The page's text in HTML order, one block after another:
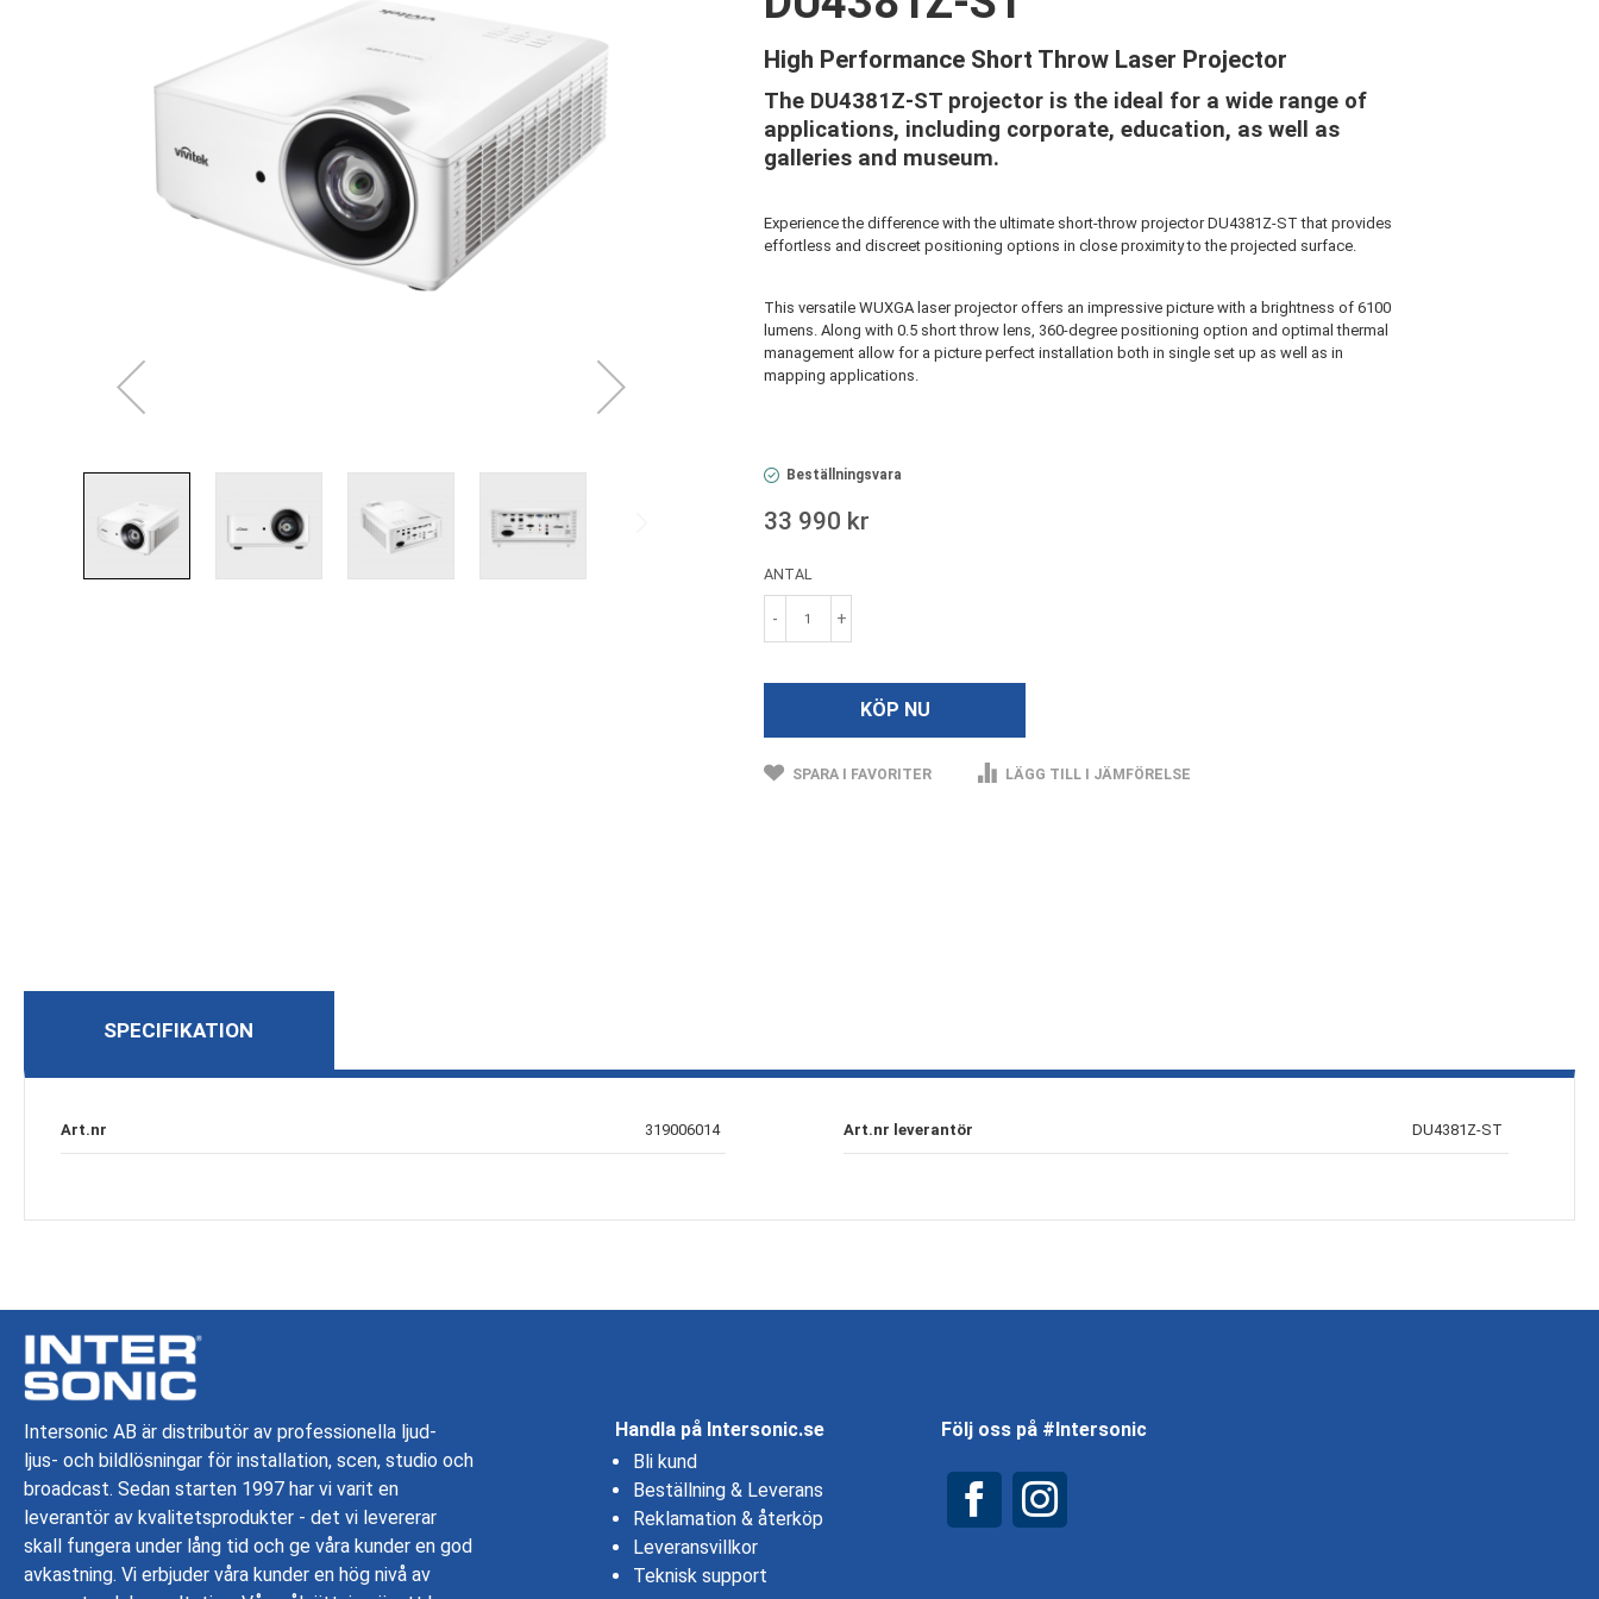
High Performance Short Throw Laser Projector
The DU4381Z-ST projector is the ideal for a wide range of
applications, including corporate, education, as well as
galleries and museum.
Experience the difference with the ultimate short-throw projector DU4381Z-ST that provides
effortless and discreet positioning options in close proximity to the projected surface.
This versatile WUXGA laser projector offers an impressive picture with a brightness of 6100
lumens. Along with 0.5 short throw lens, 360-degree positioning option and optimal thermal
management allow for a picture perfect installation both in single set up as well as in
mapping applications.
Beställningsvara
33 990 kr
ANTAL
- +
KÖP NU
SPARA I FAVORITER LÄGG TILL I JÄMFÖRELSE
SPECIFIKATION
Specifikation
Art.nr 319006014 Art.nr leverantör DU4381Z-ST
Intersonic AB är distributör av professionella ljud-
ljus- och bildlösningar för installation, scen, studio och
broadcast. Sedan starten 1997 har vi varit en
leverantör av kvalitetsprodukter - det vi levererar
skall fungera under lång tid och ge våra kunder en god
avkastning. Vi erbjuder våra kunder en hög nivå av
Handla på Intersonic.se
Bli kund
Beställning & Leverans
Reklamation & återköp
Leveransvillkor
Teknisk support
Följ oss på #Intersonic